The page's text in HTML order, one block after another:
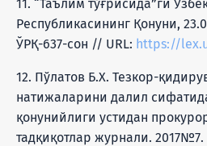
11. “Таълим тўғрисида”ги
Республикасининг Қонуни,
ЎРҚ-637-сон // URL: https://
12. Пўлатов Б.Х. Тезкор-
натижаларини далил
қонунийлиги устидан
тадқиқотлар журнали. 2017№7.